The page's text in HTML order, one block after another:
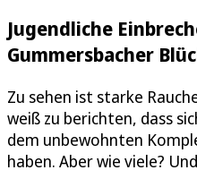
Jugendliche
Gummersbacher
Zu sehen ist starke
weiß zu berichten, dass
dem unbewohnten
haben. Aber wie viele?